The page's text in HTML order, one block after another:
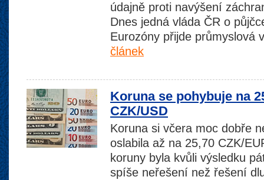
údajně proti navýšení
Dnes jedná vláda ČR o
Eurozóny přijde průmyslová
článek
Koruna se pohybuje na
CZK/USD
Koruna si včera moc dobře
oslabila až na 25,70 CZK/
koruny byla kvůli výsledku
spíše neřešení než řešení